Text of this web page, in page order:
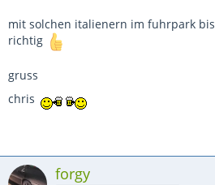
mit solchen italienern im fuhrpark
richtig
gruss
chris
forgy